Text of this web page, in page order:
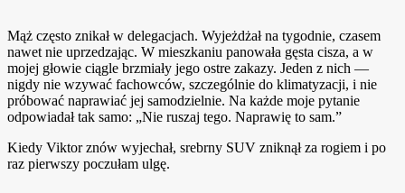
Mąż często znikał w delegacjach. Wyjeżdżał na tygodnie, czasem
nawet nie uprzedzając. W mieszkaniu panowała gęsta cisza, a w
mojej głowie ciągle brzmiały jego ostre zakazy. Jeden z nich —
nigdy nie wzywać fachowców, szczególnie do klimatyzacji, i nie
próbować naprawiać jej samodzielnie. Na każde moje pytanie
odpowiadał tak samo: „Nie ruszaj tego. Naprawię to sam.”
Kiedy Viktor znów wyjechał, srebrny SUV zniknął za rogiem i po
raz pierwszy poczułam ulgę.